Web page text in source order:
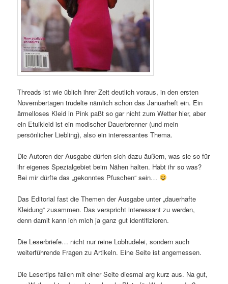
Threads ist wie üblich ihrer Zeit deutlich voraus, in den ersten
Novembertagen trudelte nämlich schon das Januarheft ein. Ein
ärmelloses Kleid in Pink paßt so gar nicht zum Wetter hier, aber
ein Etuikleid ist ein modischer Dauerbrenner (und mein
persönlicher Liebling), also ein interessantes Thema.
Die Autoren der Ausgabe dürfen sich dazu äußern, was sie so für
ihr eigenes Spezialgebiet beim Nähen halten. Habt ihr so was?
Bei mir dürfte das „gekonntes Pfuschen“ sein…
Das Editorial fast die Themen der Ausgabe unter „dauerhafte
Kleidung“ zusammen. Das verspricht interessant zu werden,
denn damit kann ich mich ja ganz gut identifizieren.
Die Leserbriefe… nicht nur reine Lobhudelei, sondern auch
weiterführende Fragen zu Artikeln. Eine Seite ist angemessen.
Die Lesertips fallen mit einer Seite diesmal arg kurz aus. Na gut,